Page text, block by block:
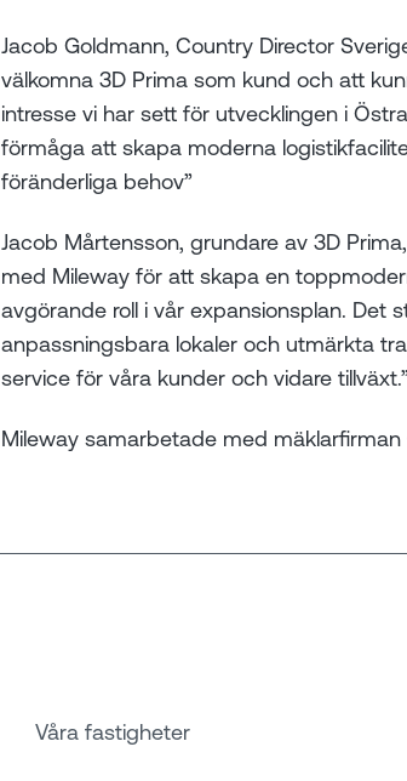
Jacob Goldmann, Country Director
välkomna 3D Prima som kund och att
intresse vi har sett för utvecklingen i
förmåga att skapa moderna
föränderliga behov”
Jacob Mårtensson, grundare av 3D
med Mileway för att skapa en
avgörande roll i vår expansionsplan. Det
anpassningsbara lokaler och utmärkta
service för våra kunder och vidare tillväxt.”
Mileway samarbetade med
Våra fastigheter